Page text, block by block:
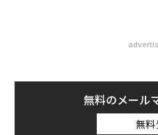
無料のメール
無